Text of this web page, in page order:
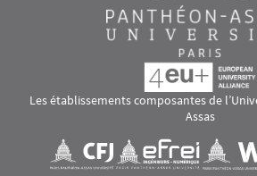
Les établissements composantes de
Assas
Visuel svgVisuel svg Visuel